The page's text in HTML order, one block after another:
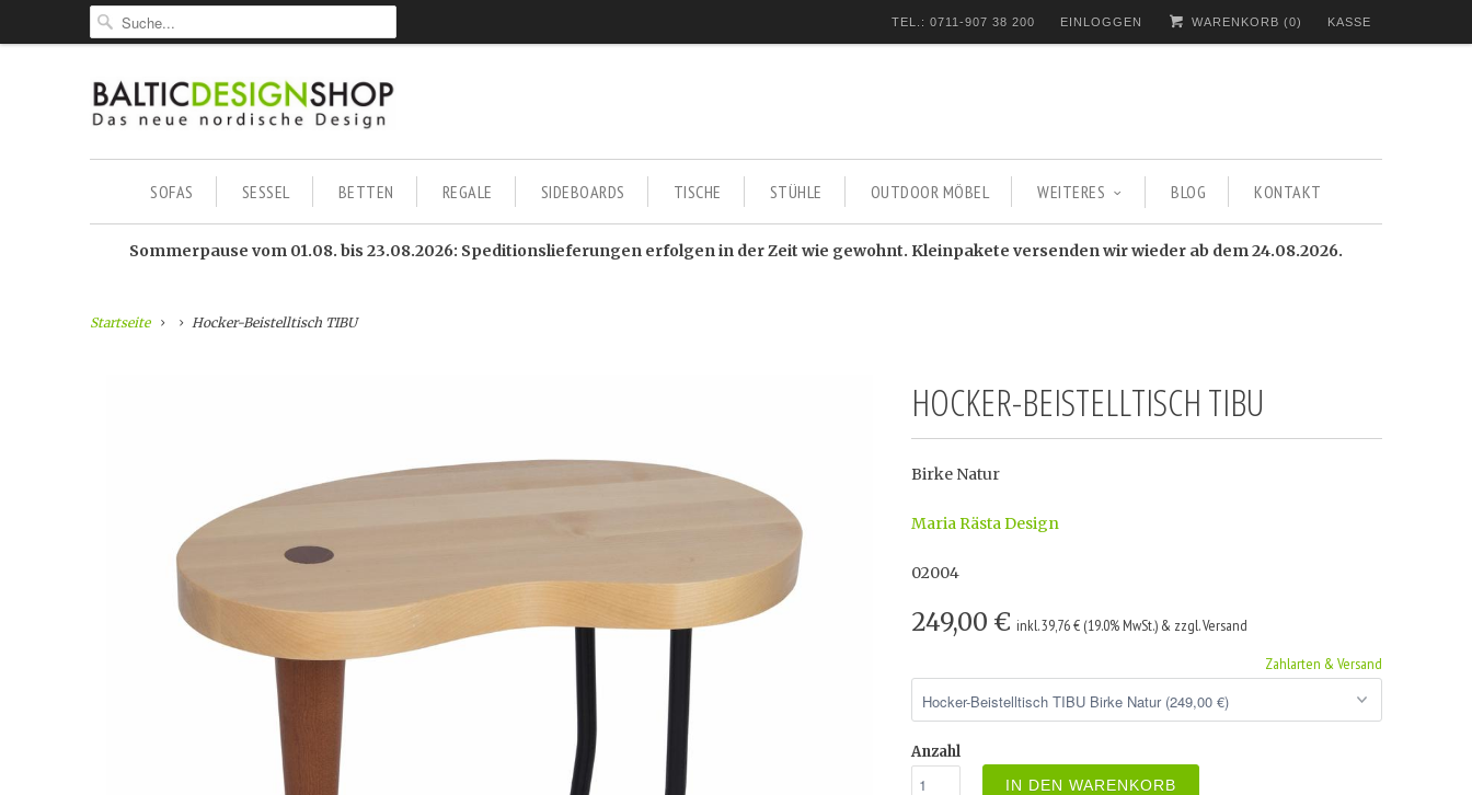
TEL.: 0711-907 38 200 EINLOGGEN WARENKORB (0) KASSE
SOFAS SESSEL BETTEN REGALE SIDEBOARDS TISCHE STÜHLE OUTDOOR MÖBEL WEITERES BLOG KONTAKT
Sommerpause vom 01.08. bis 23.08.2026: Speditionslieferungen erfolgen in der Zeit wie gewohnt. Kleinpakete versenden wir wieder ab dem 24.08.2026.
Startseite Hocker-Beistelltisch TIBU
HOCKER-BEISTELLTISCH TIBU
Birke Natur
Maria Rästa Design
02004
249,00 € inkl. 39,76 € (19.0% MwSt.) & zzgl. Versand
Zahlarten & Versand
Anzahl
IN DEN WARENKORB